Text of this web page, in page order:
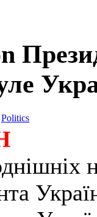
Politics